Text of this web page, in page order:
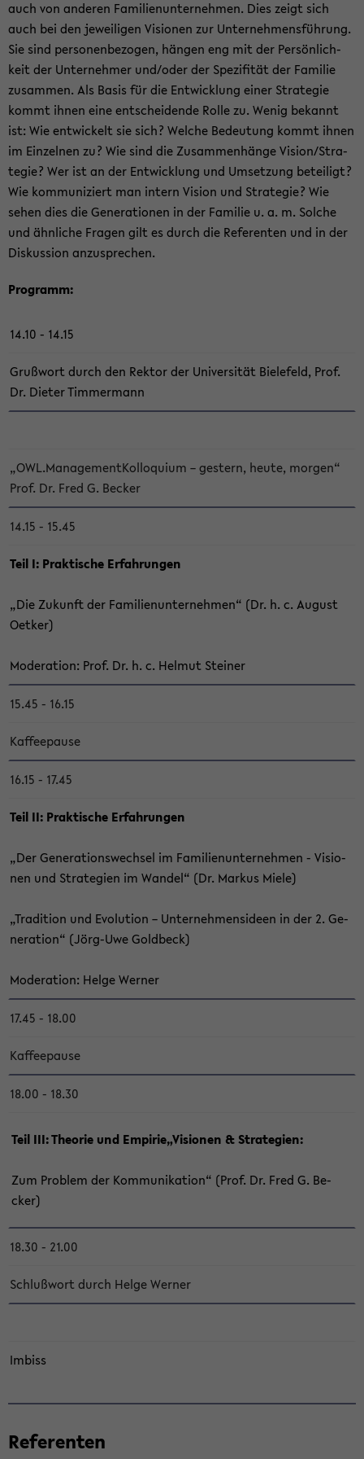
auch von an­de­ren Fa­mi­li­en­un­ter­neh­men. Dies zeigt sich
auch bei den je­wei­li­gen Vi­sio­nen zur Un­ter­neh­mens­füh­rung.
Sie sind per­so­nen­be­zo­gen, hän­gen eng mit der Per­sön­lich­
keit der Un­ter­neh­mer und/oder der Spe­zi­fi­tät der Fa­mi­lie
zu­sam­men. Als Basis für die Ent­wick­lung einer Stra­te­gie
kommt ihnen eine ent­schei­den­de Rolle zu. Wenig be­kannt
ist: Wie ent­wi­ckelt sie sich? Wel­che Be­deu­tung kommt ihnen
im Ein­zel­nen zu? Wie sind die Zu­sam­men­hän­ge Vi­si­on/Stra­
te­gie? Wer ist an der Ent­wick­lung und Um­set­zung be­tei­ligt?
Wie kom­mu­ni­ziert man in­tern Vi­si­on und Stra­te­gie? Wie
sehen dies die Ge­nera­tio­nen in der Fa­mi­lie u. a. m. Sol­che
und ähn­li­che Fra­gen gilt es durch die Re­fe­ren­ten und in der
Dis­kus­si­on an­zu­spre­chen.
Pro­gramm:
14.10 - 14.15
Gruß­wort durch den Rek­tor der Uni­ver­si­tät Bie­le­feld, Prof.
Dr. Die­ter Tim­mermann
„OWL.Ma­nage­ment­Kol­lo­qui­um – ges­tern, heute, mor­gen“
Prof. Dr. Fred G. Be­cker
14.15 - 15.45
Teil I: Prak­ti­sche Er­fah­run­gen
„Die Zu­kunft der Fa­mi­li­en­un­ter­neh­men“ (Dr. h. c. Au­gust
Oet­ker)
Mo­de­ra­ti­on: Prof. Dr. h. c. Hel­mut Stei­ner
15.45 - 16.15
Kaf­fee­pau­se
16.15 - 17.45
Teil II: Prak­ti­sche Er­fah­run­gen
„Der Ge­nera­ti­ons­wech­sel im Fa­mi­li­en­un­ter­neh­men - Vi­sio­
nen und Stra­te­gien im Wan­del“ (Dr. Mar­kus Miele)
„Tra­di­ti­on und Evo­lu­ti­on – Un­ter­neh­mens­ideen in der 2. Ge­
nera­ti­on“ (Jörg-​Uwe Gold­beck)
Mo­de­ra­ti­on: Helge Wer­ner
17.45 - 18.00
Kaf­fee­pau­se
18.00 - 18.30
Teil III: Theo­rie und Em­pi­rie„Vi­sio­nen & Stra­te­gien:
Zum Pro­blem der Kom­mu­ni­ka­ti­on“ (Prof. Dr. Fred G. Be­
cker)
18.30 - 21.00
Schluß­wort durch Helge Wer­ner
Im­biss
Re­fe­ren­ten